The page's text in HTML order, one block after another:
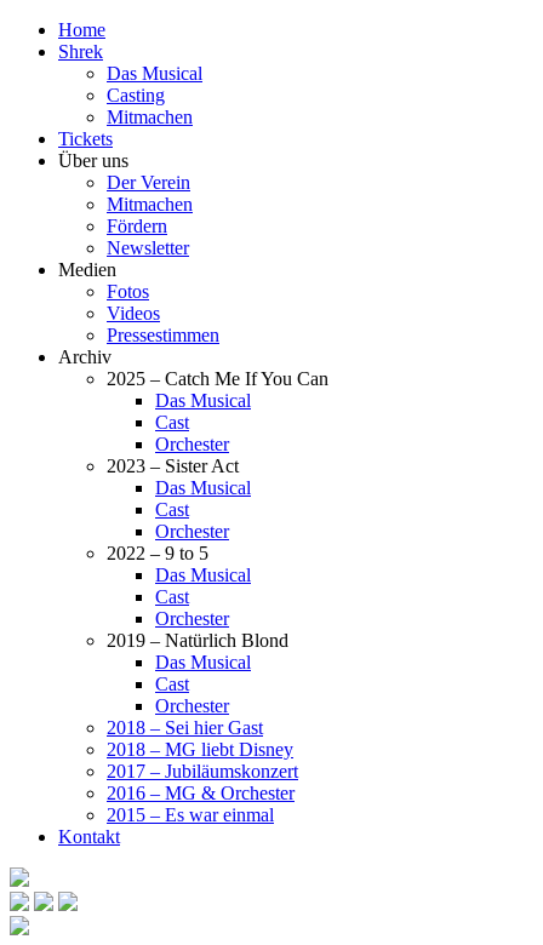
Home
Shrek
Das Musical
Casting
Mitmachen
Tickets
Über uns
Der Verein
Mitmachen
Fördern
Newsletter
Medien
Fotos
Videos
Pressestimmen
Archiv
2025 – Catch Me If You Can
Das Musical
Cast
Orchester
2023 – Sister Act
Das Musical
Cast
Orchester
2022 – 9 to 5
Das Musical
Cast
Orchester
2019 – Natürlich Blond
Das Musical
Cast
Orchester
2018 – Sei hier Gast
2018 – MG liebt Disney
2017 – Jubiläumskonzert
2016 – MG & Orchester
2015 – Es war einmal
Kontakt